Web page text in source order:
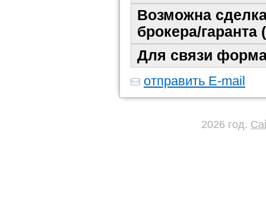
Возможна
брокера/гаранта
Для связи
отправить E-mail
2026 год.